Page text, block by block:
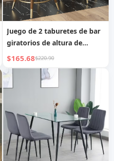
Juego de 2 taburetes de bar
giratorios de altura de
mostrador de 24 pulgadas
con patas de madera maciza
y respaldo de terciopelo
para isla de cocina comedor
$165.68$220.90